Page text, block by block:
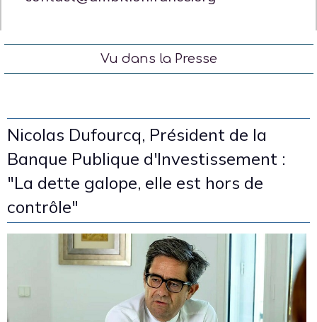
Vu dans la Presse
Nicolas Dufourcq, Président de la
Banque Publique d'Investissement :
"La dette galope, elle est hors de
contrôle"